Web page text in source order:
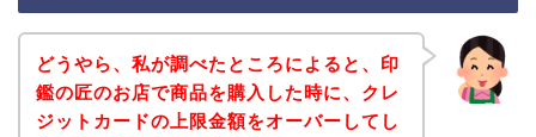
どうやら、私が調べたところによると、印
鑑の匠のお店で商品を購入した時に、クレ
ジットカードの上限金額をオーバーしてし